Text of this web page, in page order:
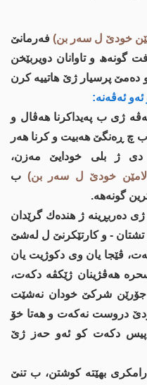
خودێ ل سه‌ر بن) فه‌رمانێ
گونه‌ھ و تاوانان دویربێخن
ده‌مێ پرسیار ژێ هاتییه‌ كرن
ئه‌ڤه‌نه‌:
ژی ب په‌یداكرنا هه‌ڤال و
چ ڕه‌نگێ هه‌بیت و كرنا هه‌ر
دی ژ بلی خودایێ مه‌زن،
خودێ ل سه‌ر بن) ب
گونه‌هه‌.
ده‌ربڕینه‌ ژ هنده‌ك گرێدان
- و كارتێكرنێ ل له‌شێ
ڤێجا یان وی دكوژیت یان
هه‌ڤژینان ژێكڤه‌ دكه‌ت،
جۆرێن شركێ خودان نه‌شێت
دروست نه‌كه‌ت و هه‌تا خۆ
پیس دكه‌ت كو ئه‌و حه‌ز ژێ
بهێته‌ كوشتن، ب تنێ